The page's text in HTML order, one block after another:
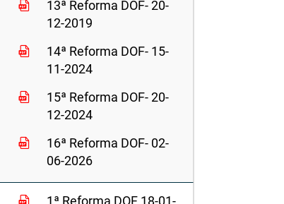
13ª Reforma DOF- 20-
12-2019
14ª Reforma DOF- 15-
11-2024
15ª Reforma DOF- 20-
12-2024
16ª Reforma DOF- 02-
06-2026
1ª Reforma DOF 18-01-